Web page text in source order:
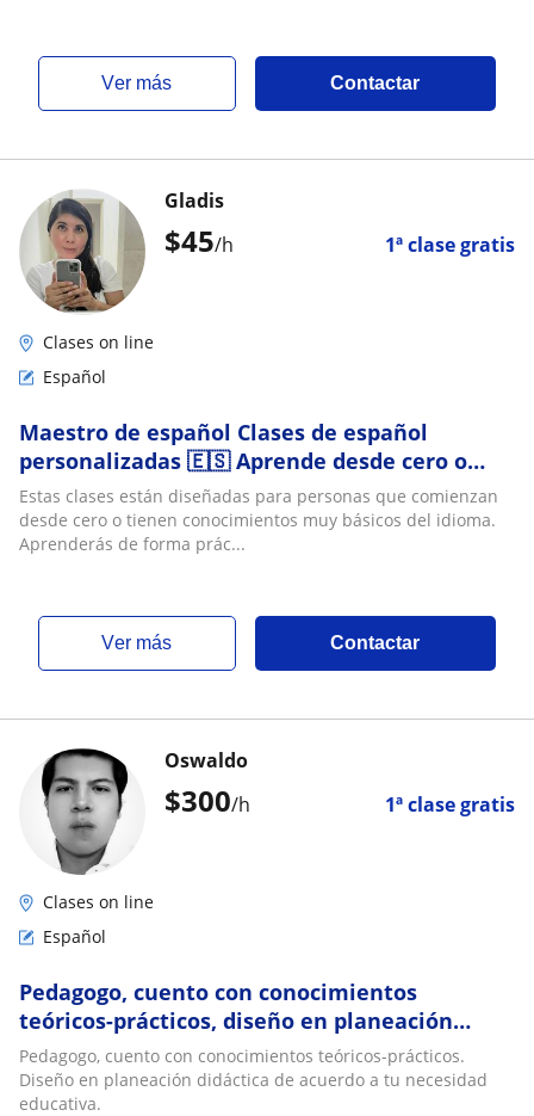
ver más Contactar
$45/h 1ª clase gratis
Gladis
Clases on line
Español
Maestro de español Clases de español
personalizadas 🇪🇸 Aprende desde cero o
mejora tu nivel. Clases online
Estas clases están diseñadas para personas que comienzan
desde cero o tienen conocimientos muy básicos del idioma.
Aprenderás de forma prác...
ver más Contactar
$300/h 1ª clase gratis
Oswaldo
Clases on line
Español
Pedagogo, cuento con conocimientos
teóricos-prácticos, diseño en planeación
didáctica, de acuerdo a tu necesidad
educativa
Pedagogo, cuento con conocimientos teóricos-prácticos.
Diseño en planeación didáctica de acuerdo a tu necesidad
educativa.